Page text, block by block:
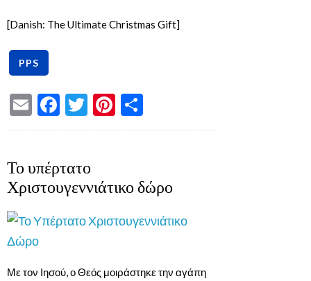
[Danish: The Ultimate Christmas Gift]
EmailFacebook
TwitterPinterest
Το υπέρτατο
Χριστουγεννιάτικο δώρο
Με τον Ιησού, ο Θεός μοιράστηκε την αγάπη